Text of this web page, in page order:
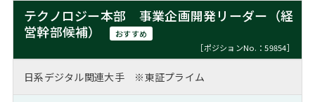
テクノロジー本部 事業企画開発リーダー（経
営幹部候補）
おすすめ
［ポジションNo.：59854］
日系デジタル関連大手 ※東証プライム